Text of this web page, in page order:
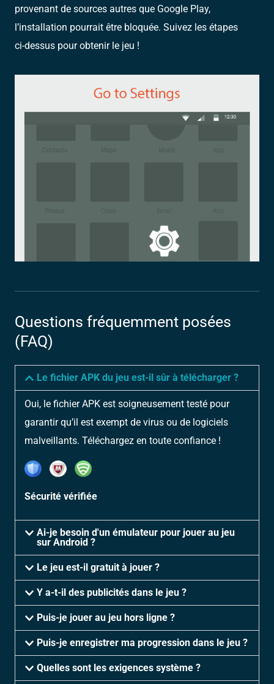
provenant de sources autres que Google Play,
l’installation pourrait être bloquée. Suivez les étapes
ci-dessus pour obtenir le jeu !
Questions fréquemment posées
(FAQ)
Le fichier APK du jeu est-il sûr à télécharger ?
Oui, le fichier APK est soigneusement testé pour
garantir qu’il est exempt de virus ou de logiciels
malveillants. Téléchargez en toute confiance !
Sécurité vérifiée
Ai-je besoin d'un émulateur pour jouer au jeu
sur Android ?
Le jeu est-il gratuit à jouer ?
Y a-t-il des publicités dans le jeu ?
Puis-je jouer au jeu hors ligne ?
Puis-je enregistrer ma progression dans le jeu ?
Quelles sont les exigences système ?